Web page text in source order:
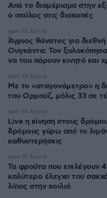
Από το διαμέρισμα στην
ο σκύλος στις διακοπές
Άγριος θάνατος για
Ουγκάντα: Τον
να του πάρουν κινητό και
πριν 13 λεπτά
Με το «σταγονόμετρο» η
του Ορμούζ, μόλις 33 σε
πριν 13 λεπτά
Live η κίνηση στους
δρόμους γύρω από το
καθυστερήσεις
πριν 14 λεπτά
Τα φρούτα που επιλέγουν
καλύτερο έλεγχο του
λίπος στην κοιλιά
πριν 15 λεπτά